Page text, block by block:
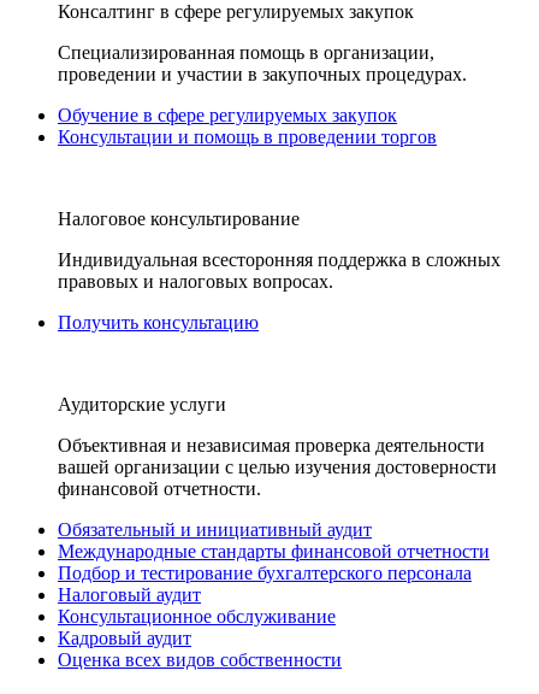
Консалтинг в сфере регулируемых закупок
Специализированная помощь в организации,
проведении и участии в закупочных процедурах.
Обучение в сфере регулируемых закупок
Консультации и помощь в проведении торгов
Налоговое консультирование
Индивидуальная всесторонняя поддержка в сложных
правовых и налоговых вопросах.
Получить консультацию
Аудиторские услуги
Объективная и независимая проверка деятельности
вашей организации с целью изучения достоверности
финансовой отчетности.
Обязательный и инициативный аудит
Международные стандарты финансовой отчетности
Подбор и тестирование бухгалтерского персонала
Налоговый аудит
Консультационное обслуживание
Кадровый аудит
Оценка всех видов собственности